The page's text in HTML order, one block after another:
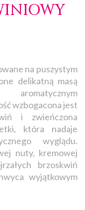
na puszystym
delikatną masą
aromatycznym
wzbogacona jest
i zwieńczona
która nadaje
wyglądu.
nuty, kremowej
brzoskwiń
wyjątkowym